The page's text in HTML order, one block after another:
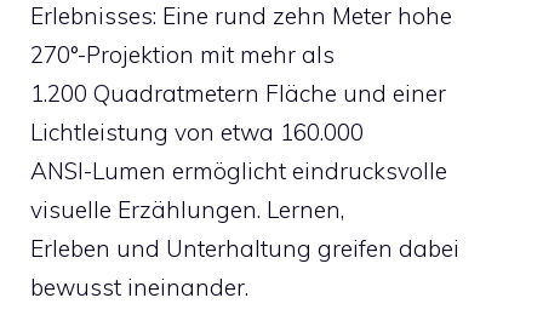
Erlebnisses: Eine rund zehn Meter hohe
270°-Projektion mit mehr als
1.200 Quadratmetern Fläche und einer
Lichtleistung von etwa 160.000
ANSI-Lumen ermöglicht eindrucksvolle
visuelle Erzählungen. Lernen,
Erleben und Unterhaltung greifen dabei
bewusst ineinander.